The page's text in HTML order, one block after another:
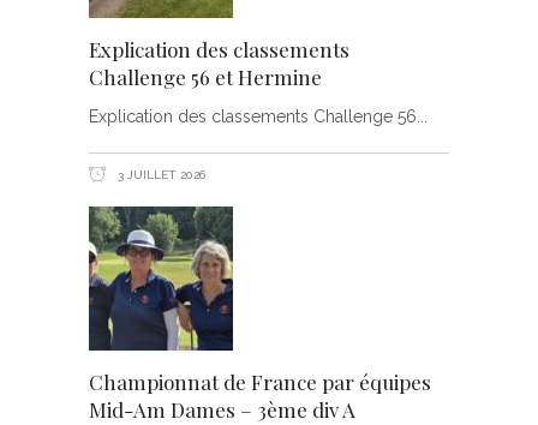
Explication des classements
Challenge 56 et Hermine
Explication des classements Challenge 56
3 JUILLET 2026
Championnat de France par équipes
Mid-Am Dames – 3ème div A